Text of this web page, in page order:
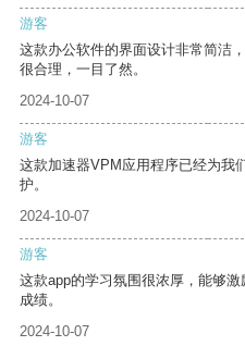
游客
这款办公软件的界面设计非常简洁
很合理，一目了然。
2024-10-07
游客
这款加速器VPM应用程序已经为我
护。
2024-10-07
游客
这款app的学习氛围很浓厚，能够
成绩。
2024-10-07